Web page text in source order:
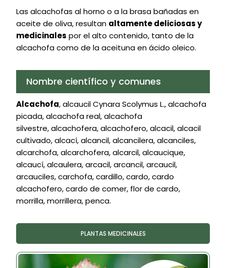
Las alcachofas al horno o a la brasa bañadas en
aceite de oliva, resultan altamente deliciosas y
medicinales por el alto contenido, tanto de la
alcachofa como de la aceituna en ácido oleico.
Nombre científico y comunes
Alcachofa, alcaucil Cynara Scolymus L., alcachofa
picada, alcachofa real, alcachofa
silvestre, alcachofera, alcachofero, alcacil, alcacil
cultivado, alcací, alcancil, alcancilera, alcanciles,
alcarchofa, alcarchofera, alcarcil, alcaucique,
alcaucí, alcaulera, arcacil, arcancil, arcaucil,
arcauciles, carchofa, cardillo, cardo, cardo
alcachofero, cardo de comer, flor de cardo,
morrilla, morrillera, penca.
PLANTAS MEDICINALES